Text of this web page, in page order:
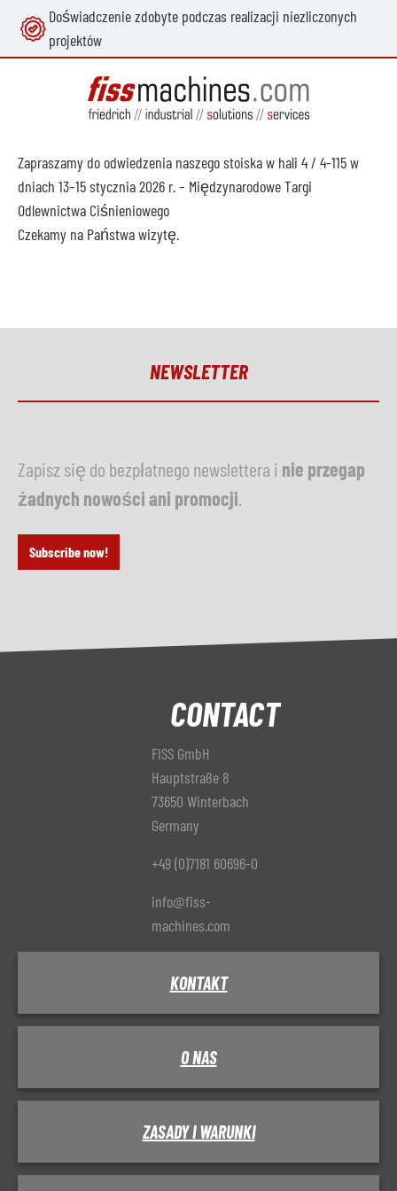
zawartości
Doświadczenie zdobyte podczas realizacji niezliczonych
projektów
Zapraszamy do odwiedzenia naszego stoiska w hali 4 / 4-115 w
dniach 13–15 stycznia 2026 r. – Międzynarodowe Targi
Odlewnictwa Ciśnieniowego
Czekamy na Państwa wizytę.
NEWSLETTER
Zapisz się do bezpłatnego newslettera i nie przegap
żadnych nowości ani promocji
Subscribe now!
CONTACT
FISS GmbH
Hauptstraße 8
73650 Winterbach
Germany
+49 (0)7181 60696-0
info@fiss-
machines.com
KONTAKT
O NAS
ZASADY I WARUNKI